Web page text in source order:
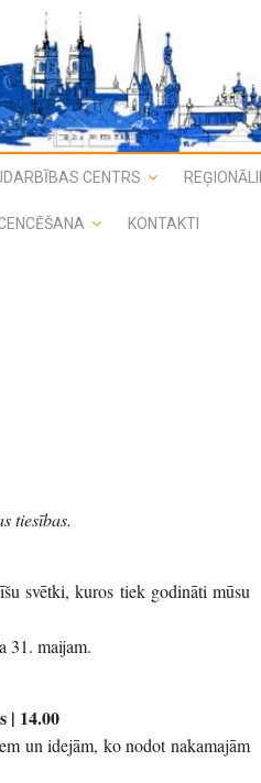
CENTRS
KONTAKTI
tiesības.
svētki, kuros tiek godināti mūsu
31. maijam.
| 14.00
un idejām, ko nodot nakamajām